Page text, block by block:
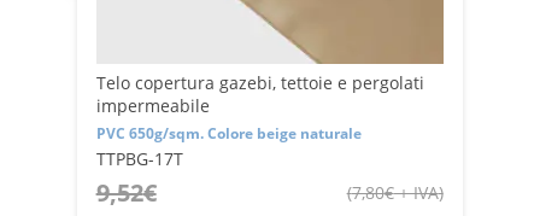
Telo copertura gazebi, tettoie e pergolati
impermeabile
PVC 650g/sqm. Colore beige naturale
TTPBG-17T
9,52€ (7,80€+ IVA)